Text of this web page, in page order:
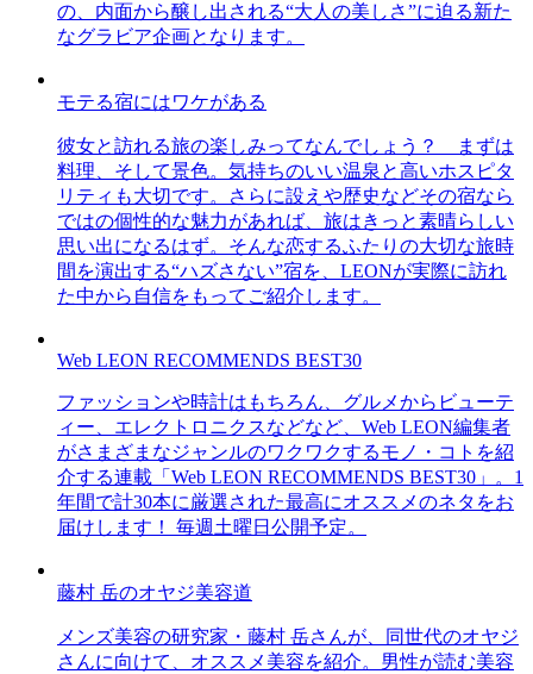
の、内面から醸し出される“大人の美しさ”に迫る新た
なグラビア企画となります。
モテる宿にはワケがある
彼女と訪れる旅の楽しみってなんでしょう？ まずは
料理、そして景色。気持ちのいい温泉と高いホスピタ
リティも大切です。さらに設えや歴史などその宿なら
ではの個性的な魅力があれば、旅はきっと素晴らしい
思い出になるはず。そんな恋するふたりの大切な旅時
間を演出する“ハズさない”宿を、LEONが実際に訪れ
た中から自信をもってご紹介します。
Web LEON RECOMMENDS BEST30
ファッションや時計はもちろん、グルメからビューテ
ィー、エレクトロニクスなどなど、Web LEON編集者
がさまざまなジャンルのワクワクするモノ・コトを紹
介する連載「Web LEON RECOMMENDS BEST30」。1
年間で計30本に厳選された最高にオススメのネタをお
届けします！ 毎週土曜日公開予定。
藤村 岳のオヤジ美容道
メンズ美容の研究家・藤村 岳さんが、同世代のオヤジ
さんに向けて、オススメ美容を紹介。男性が読む美容